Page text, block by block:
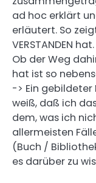
ad hoc erklärt
erläutert. So
VERSTANDEN hat.
Ob der Weg
hat ist so
-> Ein gebildeter
weiß, daß ich
dem, was ich
allermeisten
(Buch /
es darüber zu